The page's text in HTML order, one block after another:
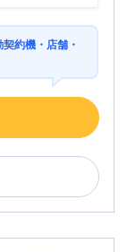
約機・店舗・